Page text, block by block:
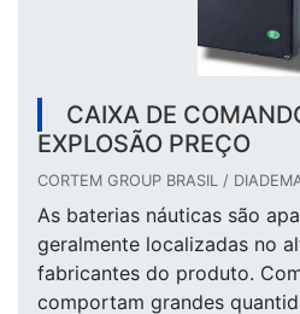
CAIXA DE
EXPLOSÃO PREÇO
CORTEM GROUP BRASIL /
As baterias náuticas são
geralmente localizadas no
fabricantes do produto.
comportam grandes